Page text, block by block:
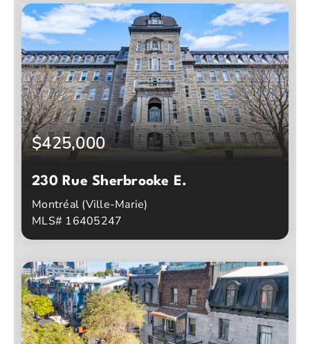
Chambres à coucher
Salles de bain
$425,000
230 Rue Sherbrooke E.
Montréal (Ville-Marie)
MLS# 16405247
Chambres à coucher
Salles de bain